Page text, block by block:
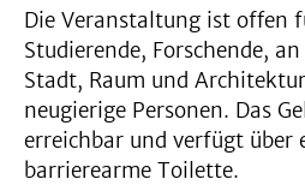
Die Veranstaltung ist offen
Studierende, Forschende,
Stadt, Raum und
neugierige Personen. Das
erreichbar und verfügt über
barrierearme Toilette.